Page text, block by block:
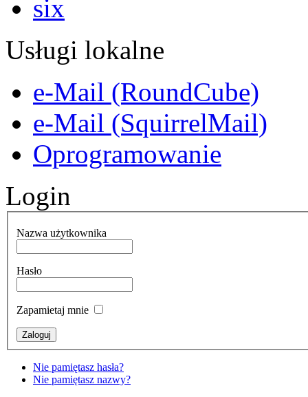
Usługi lokalne
e-Mail (RoundCube)
e-Mail (SquirrelMail)
Oprogramowanie
Login
Nazwa użytkownika
Hasło
Zapamietaj mnie
Nie pamiętasz hasła?
Nie pamiętasz nazwy?